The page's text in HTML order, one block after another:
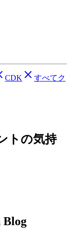
CDK
すべてク
トの気持
Blog